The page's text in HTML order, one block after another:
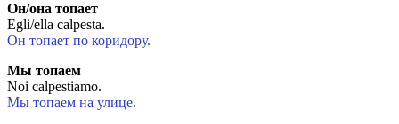
Он/она топает
Egli/ella calpesta.
Он топает по коридору.
Мы топаем
Noi calpestiamo.
Мы топаем на улице.